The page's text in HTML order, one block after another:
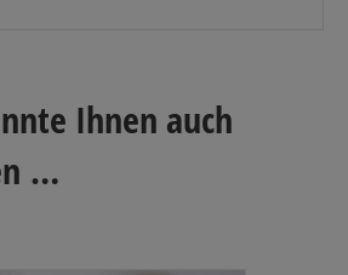
Ihnen auch
…